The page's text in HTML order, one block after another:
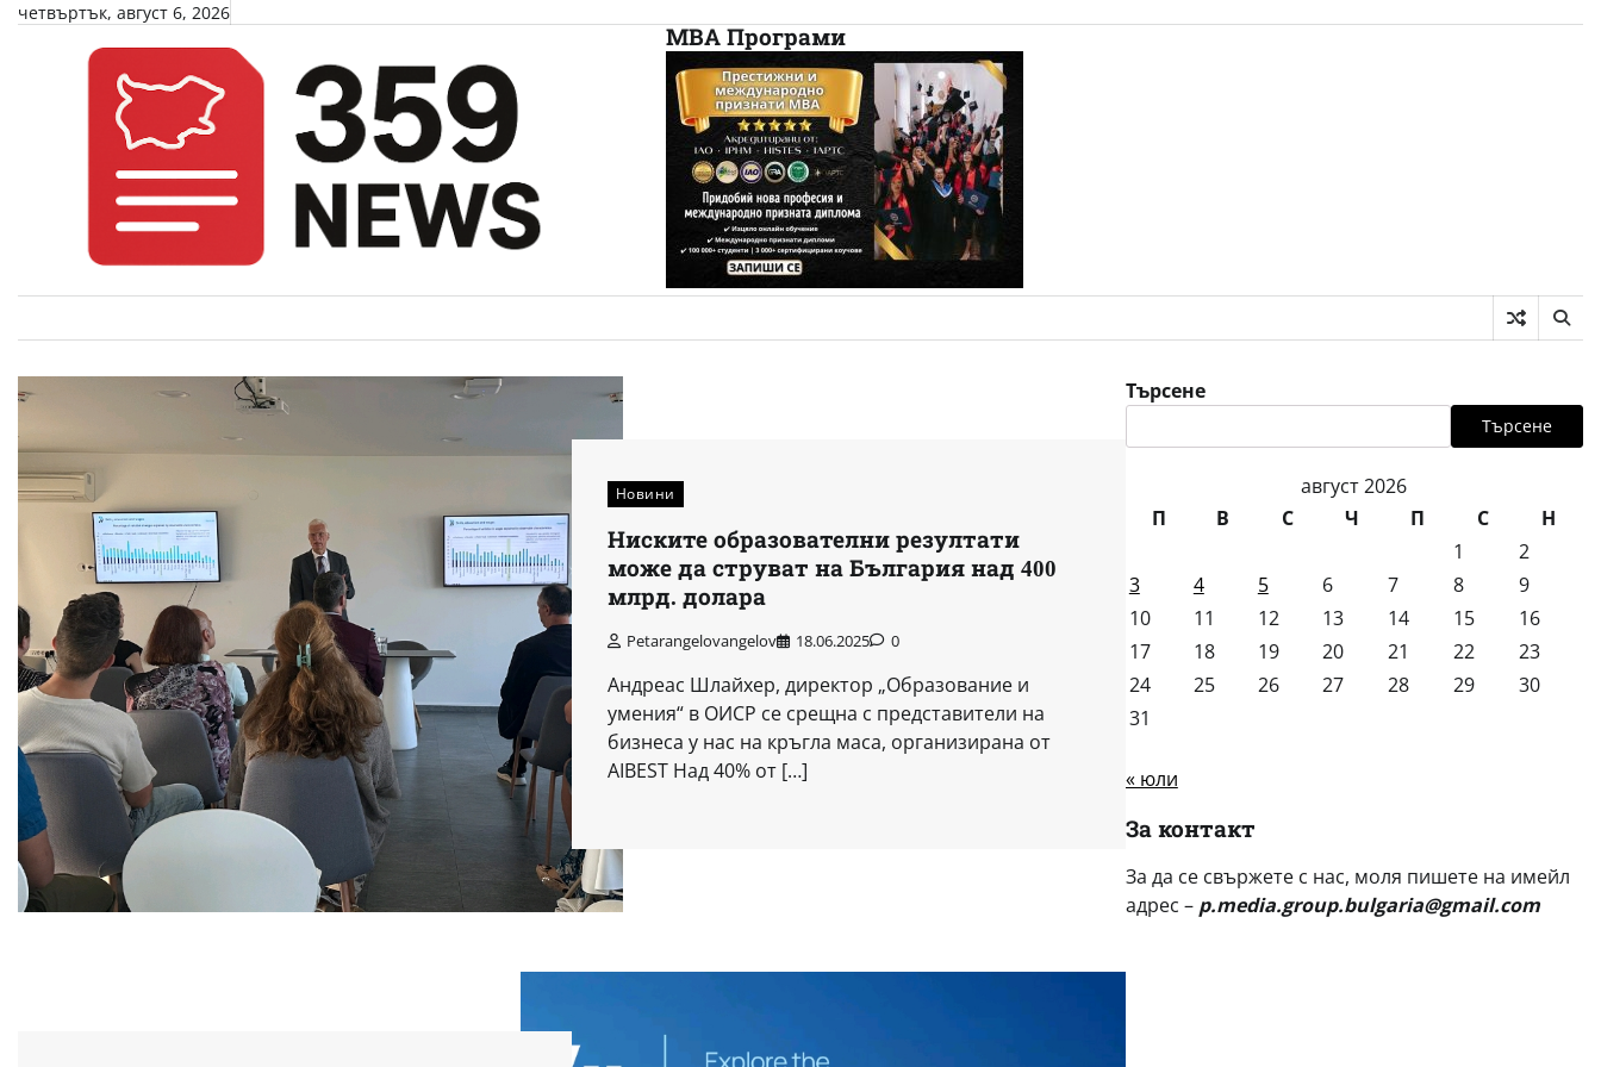
Skipчетвъртък, август 6, 2026
МВА Програми
Новини
Ниските образователни резултати
може да струват на България над 400
млрд. долара
Petarangelovangelov 18.06.2025 0
Андреас Шлайхер, директор „Образование и
умения“ в ОИСР се срещна с представители на
бизнеса у нас на кръгла маса, организирана от
AIBEST Над 40% от […]
Търсене
Търсене
август 2026
П
В С Ч П С
Н
1
2
3
4 5 6 7 8
9
10
11 12 13 14 15
16
17
18 19 20 21 22
23
24
25 26 27 28 29
30
31
« юли
За контакт
За да се свържете с нас, моля пишете на имейл
адрес – p.media.group.bulgaria@gmail.com